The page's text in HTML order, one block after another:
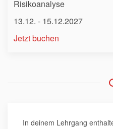
Risikoanalyse
13.12. - 15.12.2027
Jetzt buchen
In deinem Lehrgang